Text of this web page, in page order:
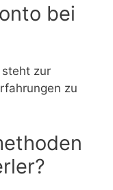
bei
zur
zu